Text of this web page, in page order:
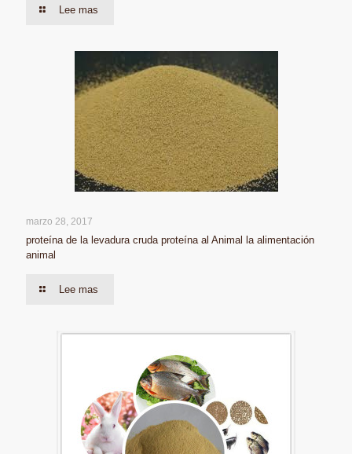
Lee mas
marzo 28, 2017
proteína de la levadura cruda proteína al Animal la alimentación
animal
Lee mas